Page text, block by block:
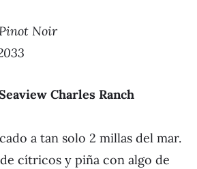
Noir
Charles Ranch
a tan solo 2 millas del mar.
cítricos y piña con algo de